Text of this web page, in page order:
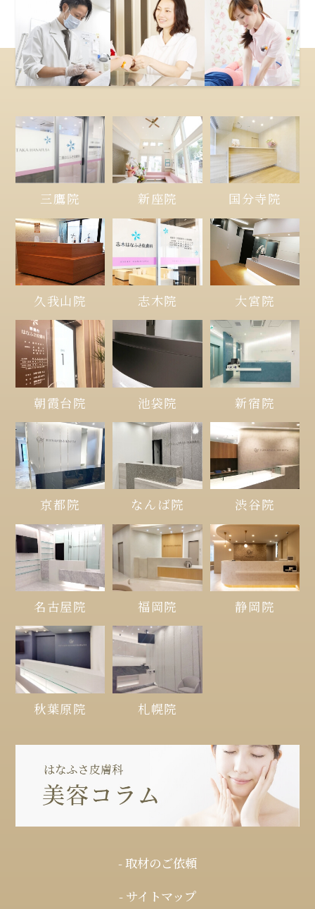
三鷹院 新座院 国分寺院
久我山院 志木院 大宮院
朝霞台院 池袋院 新宿院
京都院 なんば院 渋谷院
名古屋院 福岡院 静岡院
秋葉原院 札幌院
- 取材のご依頼
- サイトマップ